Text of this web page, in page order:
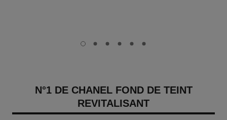
carousel dot
carousel dot
carousel dot
carousel dot
carousel dot
carousel dot
N°1 DE CHANEL FOND DE TEINT
REVITALISANT